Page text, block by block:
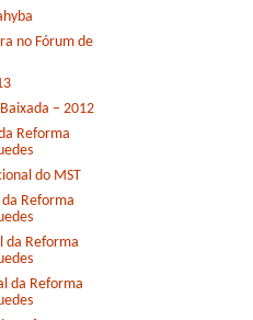
no Fórum de
– 2012
Reforma
do MST
Reforma
da Reforma
da Reforma